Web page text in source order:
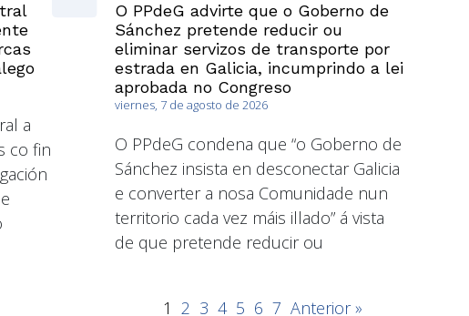
a
co fin
O PPdeG advirte que o Goberno de
Sánchez pretende reducir ou
eliminar servizos de transporte por
estrada en Galicia, incumprindo a lei
aprobada no Congreso
viernes, 7 de agosto de 2026
O PPdeG condena que “o Goberno de
Sánchez insista en desconectar Galicia
e converter a nosa Comunidade nun
territorio cada vez máis illado” á vista
de que pretende reducir ou
1 2 3 4 5 6 7 Anterior »